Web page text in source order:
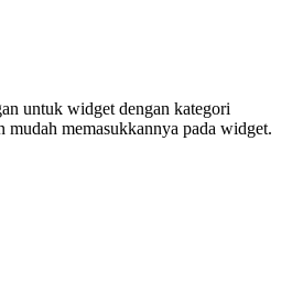
untuk widget dengan kategori
mudah memasukkannya pada widget.